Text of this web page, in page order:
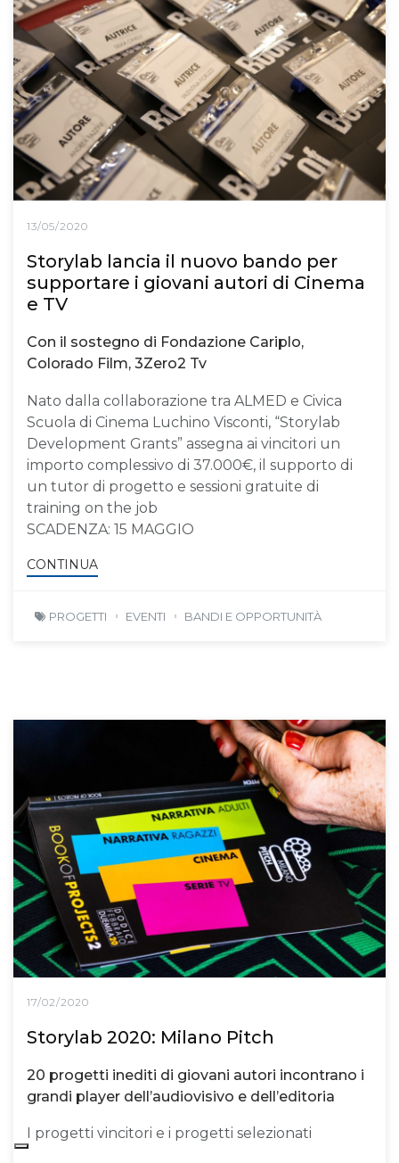
13/05/2020
Storylab lancia il nuovo bando per
supportare i giovani autori di Cinema
e TV
Con il sostegno di Fondazione Cariplo,
Colorado Film, 3Zero2 Tv
Nato dalla collaborazione tra ALMED e Civica
Scuola di Cinema Luchino Visconti, “Storylab
Development Grants” assegna ai vincitori un
importo complessivo di 37.000€, il supporto di
un tutor di progetto e sessioni gratuite di
training on the job
SCADENZA: 15 MAGGIO
CONTINUA
PROGETTI EVENTI BANDI E OPPORTUNITÀ
17/02/2020
Storylab 2020: Milano Pitch
20 progetti inediti di giovani autori incontrano i
grandi player dell’audiovisivo e dell’editoria
I progetti vincitori e i progetti selezionati